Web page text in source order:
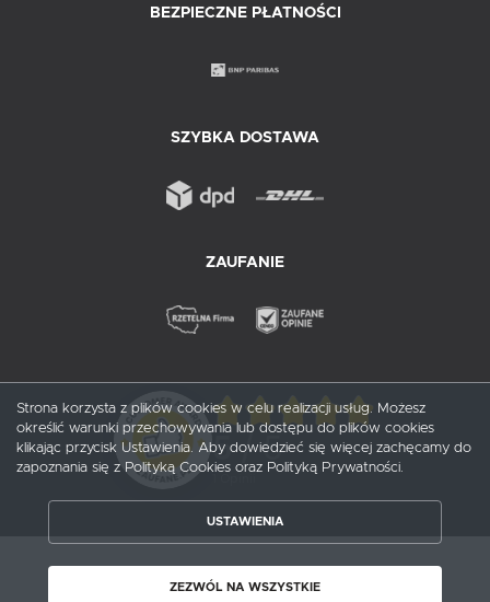
BEZPIECZNE PŁATNOŚCI
SZYBKA DOSTAWA
ZAUFANIE
5/ 5
Copyright by probox.pl
Strona korzysta z plików cookies w celu realizacji usług. Możesz
określić warunki przechowywania lub dostępu do plików cookies
klikając przycisk Ustawienia. Aby dowiedzieć się więcej zachęcamy do
zapoznania się z Polityką Cookies oraz Polityką Prywatności.
USTAWIENIA
ZEZWÓL NA WSZYSTKIE